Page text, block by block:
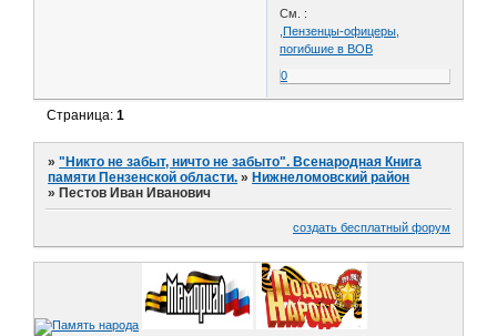
См. :
,Пензенцы-офицеры,
погибшие в ВОВ
0
Страница:1
»"Никто не забыт, ничто не забыто". Всенародная Книга
памяти Пензенской области. »Нижнеломовский район
»Пестов Иван Иванович
создать бесплатный форум